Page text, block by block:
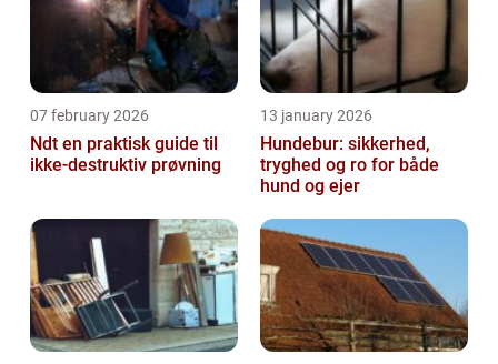
07 february 2026
Ndt en praktisk guide til
ikke-destruktiv prøvning
13 january 2026
Hundebur: sikkerhed,
tryghed og ro for både
hund og ejer